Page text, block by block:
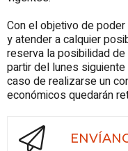
Con el objetivo de
y atender a calquier
reserva la posibilidad
partir del lunes
caso de realizarse un
económicos quedarán